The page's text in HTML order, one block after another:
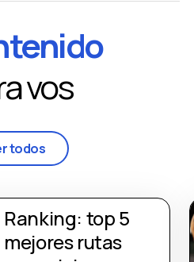
vos
todos
Ranking: top 5
mejores rutas